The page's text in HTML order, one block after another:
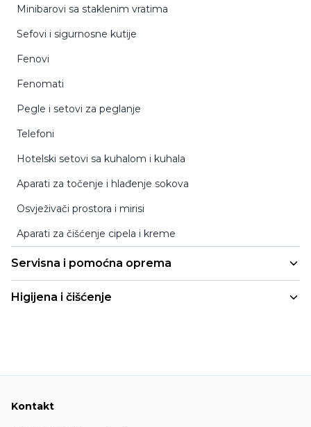
ECO kozmetika i higijena
Stolice za eksterijer
Stolice za eksterijer sa rukonaslonom
Barske stolice za eksterijer
Stolovi za eksterijer
Barski stolovi za eksterijer
Garniture za eksterijer
Svadbene stolice
Stolice za čekaonicu
Stolići
Ležaljke
Podmetači za stolice
Noge za stolove
Minibarovi sa staklenim vratima
Sefovi i sigurnosne kutije
Fenovi
Fenomati
Pegle i setovi za peglanje
Telefoni
Hotelski setovi sa kuhalom i kuhala
Aparati za točenje i hlađenje sokova
Osvježivači prostora i mirisi
Aparati za čišćenje cipela i kreme
Servisna i pomoćna oprema
Hranilice za bebe
Higijena i čišćenje
Kontakt